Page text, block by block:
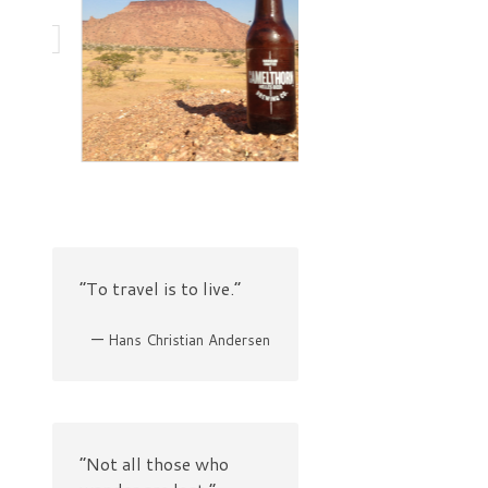
“To travel is to live.”
— Hans Christian Andersen
“Not all those who